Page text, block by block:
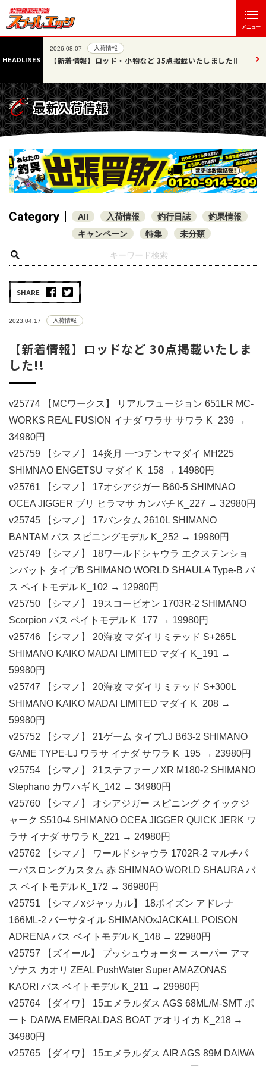
メニュー
HEADLINES
エッジ
2026.08.07 入荷情報
【新着情報】ロッド・小物など 35点掲載いたしました!!
最新入荷情報
Category All 入荷情報 釣行日誌
釣果情報
キャンペーン
特集 未分類
SHARE
2023.04.17 入荷情報
【新着情報】ロッドなど 30点掲載いたしま
した!!
v25774 【MCワークス】 リアルフュージョン 651LR MC-
WORKS REAL FUSION イナダ ワラサ サワラ K_239 →
34980円
v25759 【シマノ】 14炎月 一つテンヤマダイ MH225
SHIMNAO ENGETSU マダイ K_158 → 14980円
v25761 【シマノ】 17オシアジガー B60-5 SHIMNAO
OCEA JIGGER ブリ ヒラマサ カンパチ K_227 → 32980円
v25745 【シマノ】 17バンタム 2610L SHIMANO
BANTAM バス スピニングモデル K_252 → 19980円
v25749 【シマノ】 18ワールドシャウラ エクステンショ
ンバット タイプB SHIMANO WORLD SHAULA Type-B バ
ス ベイトモデル K_102 → 12980円
v25750 【シマノ】 19スコーピオン 1703R-2 SHIMANO
Scorpion バス ベイトモデル K_177 → 19980円
v25746 【シマノ】 20海攻 マダイリミテッド S+265L
SHIMANO KAIKO MADAI LIMITED マダイ K_191 →
59980円
v25747 【シマノ】 20海攻 マダイリミテッド S+300L
SHIMANO KAIKO MADAI LIMITED マダイ K_208 →
59980円
v25752 【シマノ】 21ゲーム タイプLJ B63-2 SHIMANO
GAME TYPE-LJ ワラサ イナダ サワラ K_195 → 23980円
v25754 【シマノ】 21ステファーノXR M180-2 SHIMANO
Stephano カワハギ K_142 → 34980円
v25760 【シマノ】 オシアジガー スピニング クイックジ
ャーク S510-4 SHIMANO OCEA JIGGER QUICK JERK ワ
ラサ イナダ サワラ K_221 → 24980円
v25762 【シマノ】 ワールドシャウラ 1702R-2 マルチパ
ーパスロングカスタム 赤 SHIMNAO WORLD SHAURA バ
ス ベイトモデル K_172 → 36980円
v25751 【シマノxジャッカル】 18ポイズン アドレナ
166ML-2 バーサタイル SHIMANOxJACKALL POISON
ADRENA バス ベイトモデル K_148 → 22980円
v25757 【ズイール】 プッシュウォーター スーパー アマ
ゾナス カオリ ZEAL PushWater Super AMAZONAS
KAORI バス ベイトモデル K_211 → 29980円
v25764 【ダイワ】 15エメラルダス AGS 68ML/M-SMT ボ
ート DAIWA EMERALDAS BOAT アオリイカ K_218 →
34980円
v25765 【ダイワ】 15エメラルダス AIR AGS 89M DAIWA